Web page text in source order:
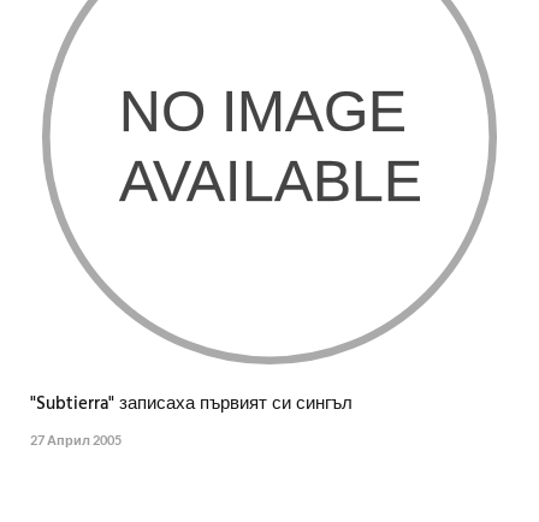
"Subtierra" записаха първият си сингъл
27 Април 2005